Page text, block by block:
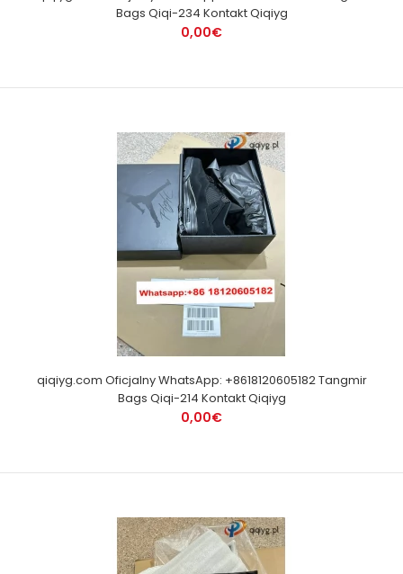
Bags Qiqi-234 Kontakt Qiqiyg
0,00€
qiqiyg.com Oficjalny WhatsApp: +8618120605182 Tangmir
Bags Qiqi-214 Kontakt Qiqiyg
0,00€